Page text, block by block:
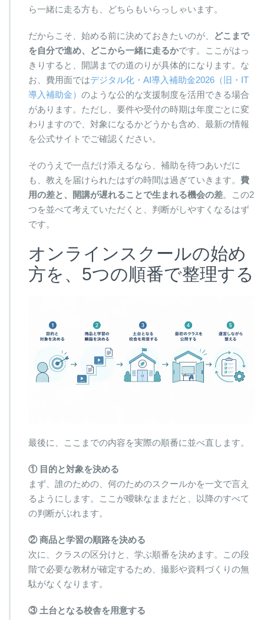
ら一緒に走る方も、どちらもいらっしゃいます。
だからこそ、始める前に決めておきたいのが、
どこまで
を自分で進め、どこから一緒に走るかです。ここがはっ
きりすると、開講までの道のりが具体的になります。な
お、費用面ではデジタル化・AI導入補助金2026（旧・IT
導入補助金） のような公的な支援制度を活用できる場合
があります。ただし、要件や受付の時期は年度ごとに変
わりますので、対象になるかどうかも含め、最新の情報
を公式サイトでご確認ください。
そのうえで一点だけ添えるなら、補助を待つあいだに
も、教えを届けられたはずの時間は過ぎていきます。 費
用の差と、開講が遅れることで生まれる機会の差。この2
つを並べて考えていただくと、判断がしやすくなるはず
です。
オンラインスクールの始め
方を、5つの順番で整理する
最後に、ここまでの内容を実際の順番に並べ直します。
① 目的と対象を決める
まず、誰のための、何のためのスクールかを一文で言え
るようにします。ここが曖昧なままだと、以降のすべて
の判断がぶれます。
② 商品と学習の順路を決める
次に、クラスの区分けと、学ぶ順番を決めます。この段
階で必要な教材が確定するため、撮影や資料づくりの無
駄がなくなります。
③ 土台となる校舎を用意する